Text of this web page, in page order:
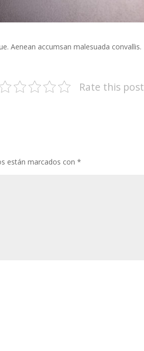
Aenean accumsan malesuada convallis.
Rate this post
están marcados con*